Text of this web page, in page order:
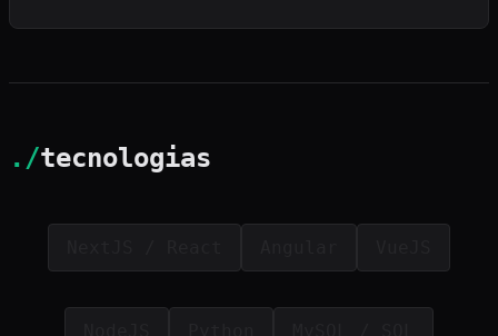
./tecnologias